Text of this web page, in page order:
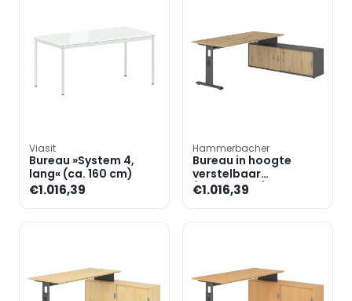
Viasit
Bureau »System 4,
lang« (ca. 160 cm)
€1.016,39
Hammerbacher
Bureau in hoogte
verstelbaar
(handmatig) incl.
dressoir »Alicante«
€1.016,39